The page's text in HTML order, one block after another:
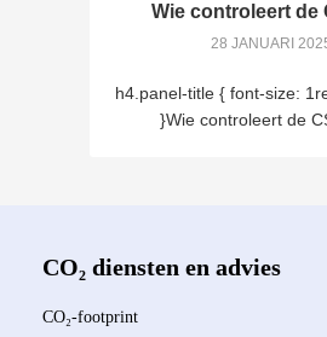
Wie controleert de
28 JANUARI
h4.panel-title { font-size:
}Wie controleert de
CO₂ diensten en advies
CO₂-footprint